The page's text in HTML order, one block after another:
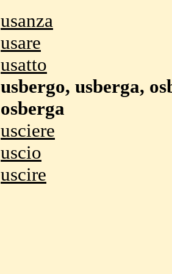
usanza
usare
usatto
usbergo, usberga,
osberga
usciere
uscio
uscire